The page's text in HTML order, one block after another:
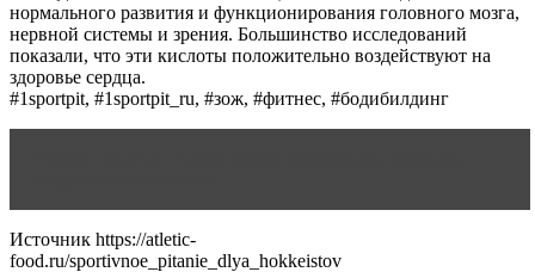
нормального развития и функционирования головного мозга,
нервной системы и зрения. Большинство исследований
показали, что эти кислоты положительно воздействуют на
здоровье сердца.
#1sportpit, #1sportpit_ru, #зож, #фитнес, #бодибилдинг
Источник https://atletic-
food.ru/sportivnoe_pitanie_dlya_hokkeistov